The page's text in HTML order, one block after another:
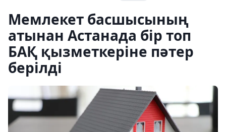
Мемлекет басшысының
атынан Астанада бір топ
БАҚ қызметкеріне пәтер
берілді